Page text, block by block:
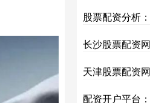
股票配资分析
长沙股票配资
天津股票配资
配资开户平台